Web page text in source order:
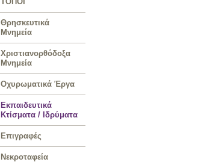
Θρησκευτικά
Μνημεία
Χριστιανορθόδοξα
Μνημεία
Οχυρωματικά Έργα
Εκπαιδευτικά
Κτίσματα / Ιδρύματα
Επιγραφές
Νεκροταφεία